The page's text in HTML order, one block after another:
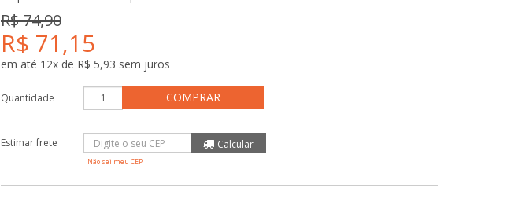
R$ 74,90
R$ 71,15
em até 12x de R$ 5,93 sem juros
Quantidade COMPRAR
Não sei meu CEP